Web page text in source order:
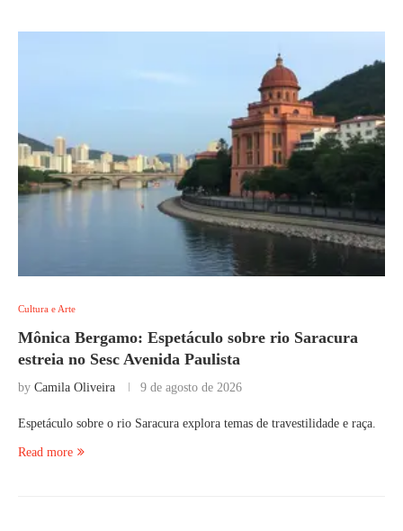
Cultura e Arte
Mônica Bergamo: Espetáculo sobre rio Saracura
estreia no Sesc Avenida Paulista
by Camila Oliveira 9 de agosto de 2026
Espetáculo sobre o rio Saracura explora temas de travestilidade e raça.
Read more